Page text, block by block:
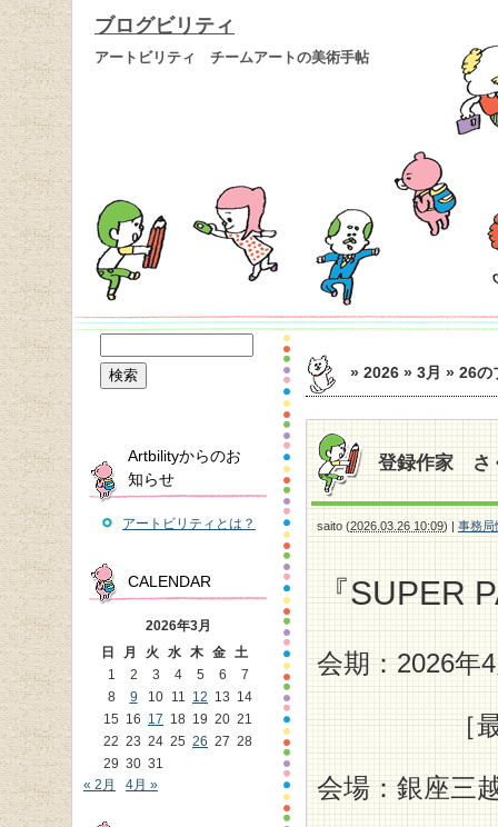
ブログビリティ
アートビリティ チームアートの美術手帖
» 2026 » 3月 » 26の
登録作家 さ
saito (2026.03.26 10:09) | 事務局
『SUPER
会期：2026年
［最終日
会場：銀座
Artbilityからのお
知らせ
アートビリティとは？
CALENDAR
2026年3月
日
月 火 水 木 金 土
1
2 3 4 5 6
7
8
9 10 11 12 13 14
15 16 17 18 19 20 21
22 23 24 25 26 27 28
29 30 31
« 2月
4月 »